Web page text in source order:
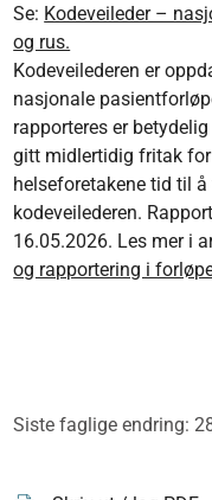
Se: Kodeveileder –
og rus.
Kodeveilederen er
nasjonale
rapporteres er
gitt midlertidig fritak
helseforetakene tid til
kodeveilederen.
16.05.2026. Les mer i
og rapportering i
Siste faglige endring: